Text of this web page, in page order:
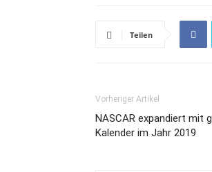
Teilen
Vorheriger Artikel
NASCAR expandiert mit
Kalender im Jahr 2019